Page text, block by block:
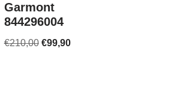
Garmont
844296004
€210,00 €99,90